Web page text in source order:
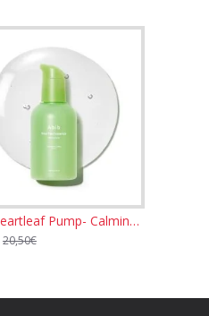
Abib Heartleaf Pump- Calming Essence 50ml
20,50€